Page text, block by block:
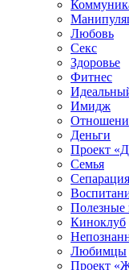
Любовь
Секс
Здоровье
Фитнес
Имидж
Деньги
Проект
Семья
Полезные
Киноклуб
Любимцы
Проект